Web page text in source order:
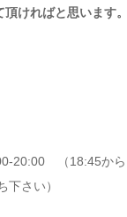
頂ければと思います。
20:00 （18:45か
下さい）